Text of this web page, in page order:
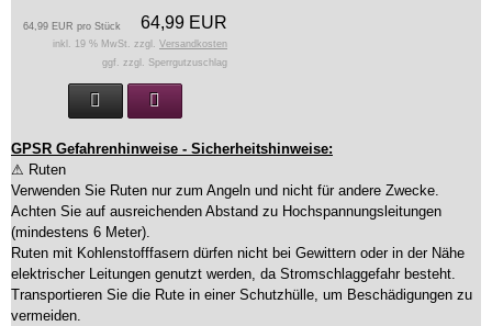
64,99 EUR
64,99 EUR pro Stück
inkl. 19 % MwSt. zzgl. Versandkosten
ggf. zzgl. Sperrgutzuschlag
GPSR Gefahrenhinweise - Sicherheitshinweise:
⚠ Ruten
Verwenden Sie Ruten nur zum Angeln und nicht für andere Zwecke.
Achten Sie auf ausreichenden Abstand zu Hochspannungsleitungen
(mindestens 6 Meter).
Ruten mit Kohlenstofffasern dürfen nicht bei Gewittern oder in der Nähe
elektrischer Leitungen genutzt werden, da Stromschlaggefahr besteht.
Transportieren Sie die Rute in einer Schutzhülle, um Beschädigungen zu
vermeiden.